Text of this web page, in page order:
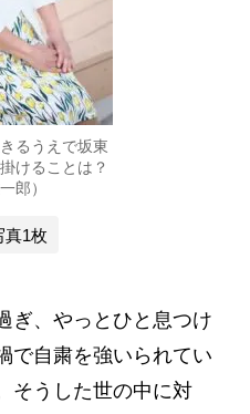
るうえで坂東
けることは？
郎）
真1枚
ぎ、やっとひと息つけ
で自粛を強いられてい
そうした世の中に対